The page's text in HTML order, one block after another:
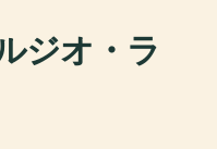
ジオ・ラ